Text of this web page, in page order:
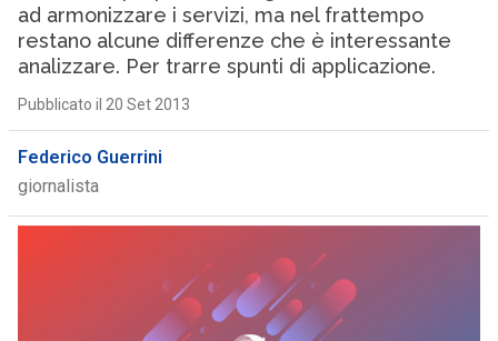
ad armonizzare i servizi, ma nel frattempo
restano alcune differenze che è interessante
analizzare. Per trarre spunti di applicazione.
Pubblicato il 20 Set 2013
Federico Guerrini
giornalista